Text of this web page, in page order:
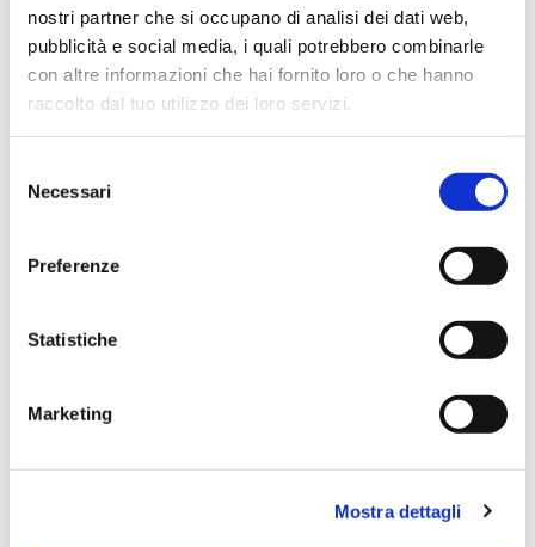
nostri partner che si occupano di analisi dei dati web,
pubblicità e social media, i quali potrebbero combinarle
con altre informazioni che hai fornito loro o che hanno
raccolto dal tuo utilizzo dei loro servizi.
delNecessari
Preferenze
Statistiche
Marketing
Mostra dettagli
★★★★★
Ho acquistato un contrabbasso elettrico Stanzani, un
microfono professionale, amplificatore, cuffie, aste e
cavi vari come regali per il mio compagno. Lo
strumento è a dir poco meraviglioso e il resto dei
★★★★★
puntuale e cordiale, spedizione rapida e prodotti
sorprese o ritardi. Servizio affidabile e professionale.
Negozio assolutamente consigliato, acqui..